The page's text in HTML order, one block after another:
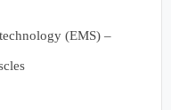
(EMS) –